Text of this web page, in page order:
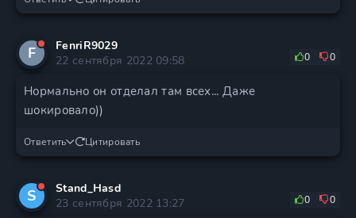
F
FenriR9029
22 сентября 2022 09:58
0 0
Нормально он отделал там всех... Даже
шокировало))
Ответить Цитировать
S
Stand_Hasd
23 сентября 2022 13:27
0 0